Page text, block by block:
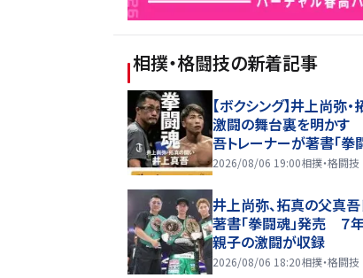
相撲・格闘技の新着記事
【ボクシング】井上尚弥
激闘の舞台裏を明かす
吾トレーナーが著書「拳
2026/08/06 19:00相撲・格闘技
井上尚弥、拓真の父真吾
著書「拳闘魂」発売 ７
親子の激闘が収録
2026/08/06 18:20相撲・格闘技